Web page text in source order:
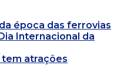
época das ferrovias
Internacional da
tem atrações